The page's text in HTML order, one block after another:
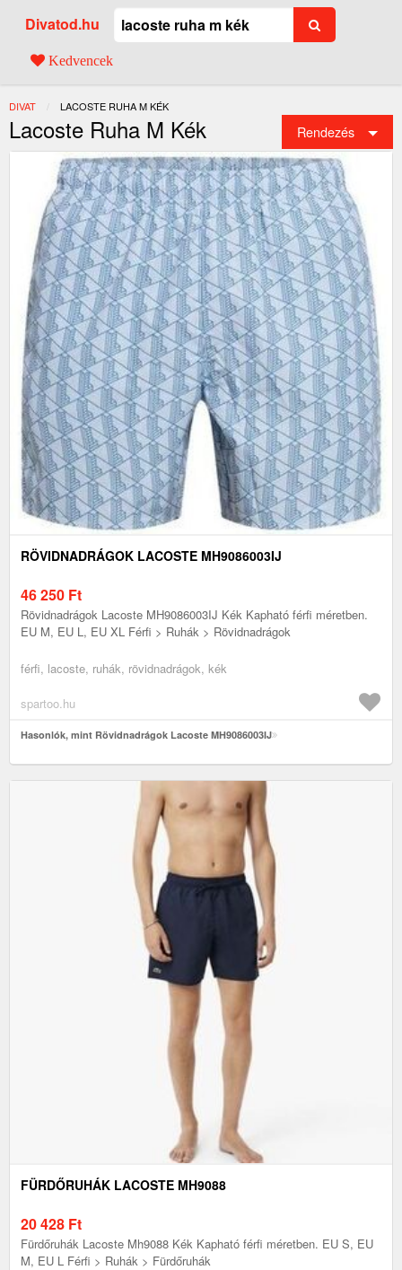
Divatod.hu
Kedvencek
DIVAT JELENLEGI:
LACOSTE RUHA M KÉK
Lacoste Ruha M Kék Rendezés
RÖVIDNADRÁGOK LACOSTE MH9086003IJ
46 250 Ft
Rövidnadrágok Lacoste MH9086003IJ Kék Kapható férfi méretben.
EU M, EU L, EU XL Férfi > Ruhák > Rövidnadrágok
férfi, lacoste, ruhák, rövidnadrágok, kék
spartoo.hu
Hasonlók, mint Rövidnadrágok Lacoste MH9086003IJ
FÜRDŐRUHÁK LACOSTE MH9088
20 428 Ft
Fürdőruhák Lacoste Mh9088 Kék Kapható férfi méretben. EU S, EU
M, EU L Férfi > Ruhák > Fürdőruhák